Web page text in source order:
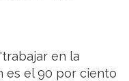
en la
es el 90 por ciento